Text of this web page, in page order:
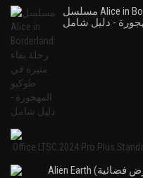
مسلسل Alice in Borderland: رحلة بقاء مثيرة في طوكيو
- دليل شامل